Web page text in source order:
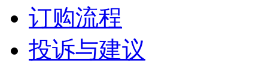
订购流程
投诉与建议